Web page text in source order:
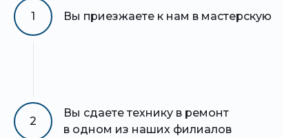
1 Вы приезжаете к нам в мастерскую
2
Вы сдаете технику в ремонт
в одном из наших филиалов